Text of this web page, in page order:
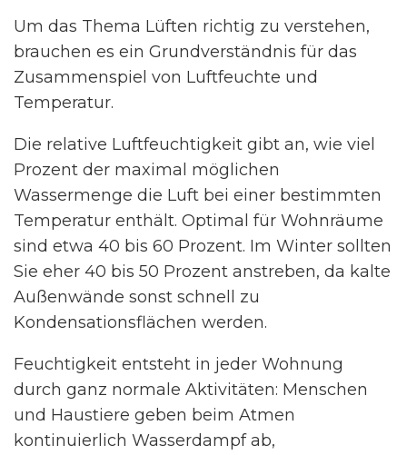
Um das Thema Lüften richtig zu verstehen,
brauchen es ein Grundverständnis für das
Zusammenspiel von Luftfeuchte und
Temperatur.
Die relative Luftfeuchtigkeit gibt an, wie viel
Prozent der maximal möglichen
Wassermenge die Luft bei einer bestimmten
Temperatur enthält. Optimal für Wohnräume
sind etwa 40 bis 60 Prozent. Im Winter sollten
Sie eher 40 bis 50 Prozent anstreben, da kalte
Außenwände sonst schnell zu
Kondensationsflächen werden.
Feuchtigkeit entsteht in jeder Wohnung
durch ganz normale Aktivitäten: Menschen
und Haustiere geben beim Atmen
kontinuierlich Wasserdampf ab,